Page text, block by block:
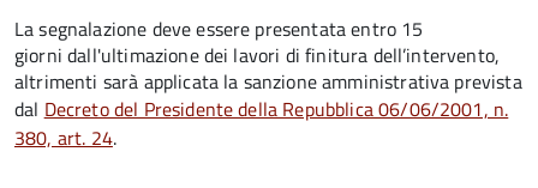
La segnalazione deve essere presentata entro 15
giorni dall'ultimazione dei lavori di finitura dell’intervento,
altrimenti sarà applicata la sanzione amministrativa prevista
dal Decreto del Presidente della Repubblica 06/06/2001, n.
380, art. 24.